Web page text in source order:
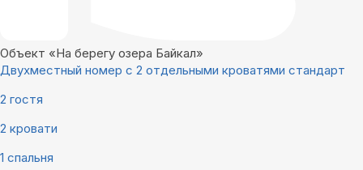
Объект «На берегу озера Байкал»
Двухместный номер с 2 отдельными кроватями стандарт
2 гостя
2 кровати
1 спальня